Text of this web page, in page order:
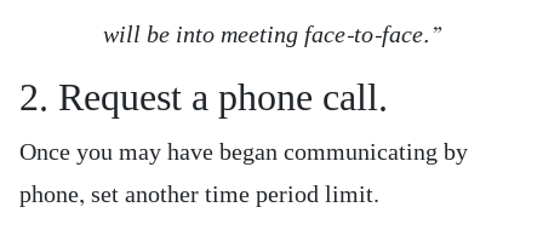
will be into meeting face-to-face.”
2. Request a phone call.
Once you may have began communicating by
phone, set another time period limit.